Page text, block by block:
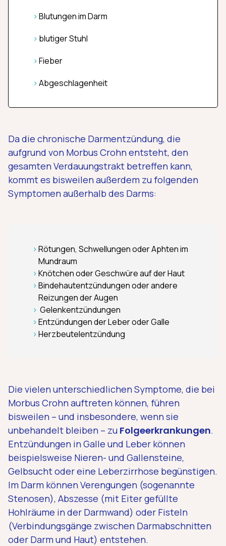
Blutungen im Darm
blutiger Stuhl
Fieber
Abgeschlagenheit
Da die chronische Darmentzündung, die
aufgrund von Morbus Crohn entsteht, den
gesamten Verdauungstrakt betreffen kann,
kommt es bisweilen außerdem zu folgenden
Symptomen außerhalb des Darms:
Rötungen, Schwellungen oder Aphten im
Mundraum
Knötchen oder Geschwüre auf der Haut
Bindehautentzündungen oder andere
Reizungen der Augen
Gelenkentzündungen
Entzündungen der Leber oder Galle
Herzbeutelentzündung
Die vielen unterschiedlichen Symptome, die bei
Morbus Crohn auftreten können, führen
bisweilen – und insbesondere, wenn sie
unbehandelt bleiben – zu Folgeerkrankungen.
Entzündungen in Galle und Leber können
beispielsweise Nieren- und Gallensteine,
Gelbsucht oder eine Leberzirrhose begünstigen.
Im Darm können Verengungen (sogenannte
Stenosen), Abszesse (mit Eiter gefüllte
Hohlräume in der Darmwand) oder Fisteln
(Verbindungsgänge zwischen Darmabschnitten
oder Darm und Haut) entstehen.